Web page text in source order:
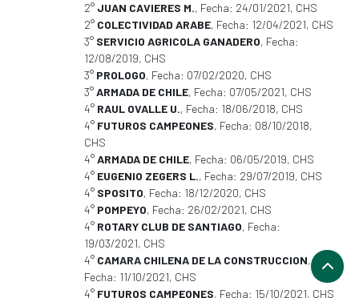
2° JUAN CAVIERES M., Fecha: 24/01/2021, CHS
2° COLECTIVIDAD ARABE, Fecha: 12/04/2021, CHS
3° SERVICIO AGRICOLA GANADERO, Fecha:
12/08/2019, CHS
3° PROLOGO, Fecha: 07/02/2020, CHS
3°ARMADA DE CHILE, Fecha: 07/05/2021, CHS
4° RAUL OVALLE U., Fecha: 18/06/2018, CHS
4° FUTUROS CAMPEONES, Fecha: 08/10/2018,
CHS
4°ARMADA DE CHILE, Fecha: 06/05/2019, CHS
4° EUGENIO ZEGERS L., Fecha: 29/07/2019, CHS
4° SPOSITO, Fecha: 18/12/2020, CHS
4° POMPEYO, Fecha: 26/02/2021, CHS
4° ROTARY CLUB DE SANTIAGO, Fecha:
19/03/2021, CHS
4° CAMARA CHILENA DE LA CONSTRUCCION,
Fecha: 11/10/2021, CHS
4° FUTUROS CAMPEONES, Fecha: 15/10/2021, CHS